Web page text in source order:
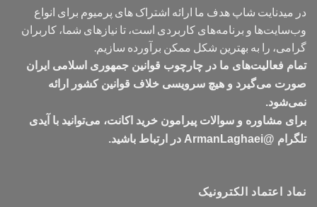
در میدنایت شاپ هدف ما ارائه اشتراک های پرمیوم برای انواع
وب‌سایت‌ها و برنامه‌های کاربردی است، تا نیازهای شما، کاربران
گرامی، را به بهترین شکل ممکن برآورده سازیم.
تمام فعالیت‌های ما در چارچوب قوانین جمهوری اسلامی ایران
صورت می‌گیرد و هیچ سرویسی خلاف قوانین کشور ارائه
نمی‌شود.
برای مشاوره و سوالات پیرامون خرید اکانت، می‌توانید با آیدی
تلگرام @ArmanLaghaei در ارتباط باشید.
نماد اعتماد الکترونیک